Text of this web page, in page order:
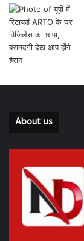
About us